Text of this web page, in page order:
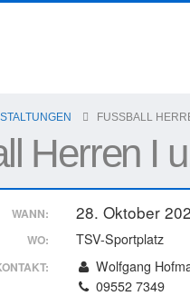
FUSSBALL
Herren I
WANN: 28. Oktober
WO: TSV-Sportplatz
Wolfgang
09552 7349